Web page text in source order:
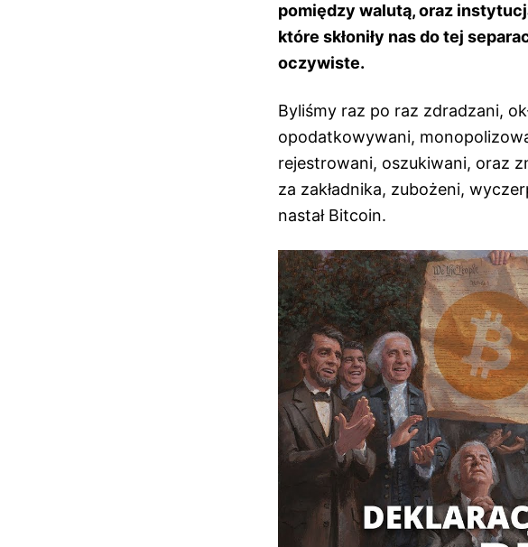
pomiędzy walutą, oraz
które skłoniły nas do tej
oczywiste.
Byliśmy raz po raz zdradzani,
opodatkowywani,
rejestrowani, oszukiwani, oraz
za zakładnika, zubożeni,
nastał Bitcoin.